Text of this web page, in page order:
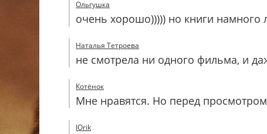
Ольгушка
очень хорошо))))) но книги намного
Наталья Тетроева
не смотрела ни одного фильма, и
Котёнок
Мне нравятся. Но перед
IOrik